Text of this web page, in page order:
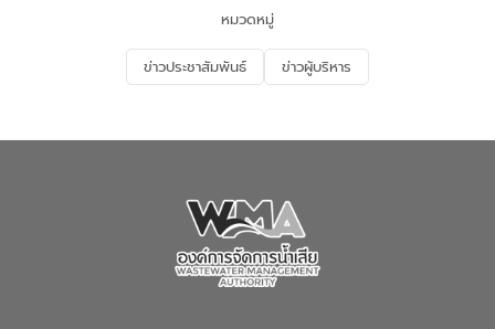
ด้านน้ำของประเทศ และเตรียมความพร้อม
รองรับการเติบโตของเมือง รวมถึงการ
ลงทุนในอุตสาหกรรมแห่งอนาคต ตลอดจน
มุ่งตอบโจทย์ความท้าทายจากวิกฤตการ
ในครั้งนี้เป็นการดึงจุดแข็งและความ
(อจน.) มาผสานกับประสบการณ์และ
เทคโนโลยีโครงข่ายน้ำครบวงจรในพื้นที่ EEC
ของอีสท์ วอเตอร์ เพื่อร่วมกันศึกษา
เทคโนโลยีการปรับปรุงคุณภาพน้ำ (Water
Reuse) และพัฒนารูปแบบการดำเนินงาน
หมวดหมู่
ข่าวประชาสัมพันธ์ ข่าวผู้บริหาร